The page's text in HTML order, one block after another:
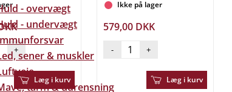
- overvægt
- undervægt
sener & muskler
tarm & udrensning
+
Læg i kurv
Ikke på lager
579,00 DKK
- +
Læg i kurv